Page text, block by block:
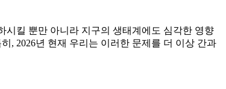
시킬 뿐만 아니라 지구의 생태계에도 심각한 영향
, 2026년 현재 우리는 이러한 문제를 더 이상 간과